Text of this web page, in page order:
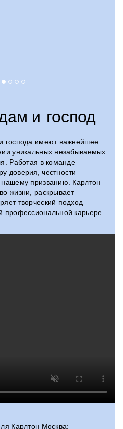
и господ
господа имеют важнейшее
уникальных незабываемых
Работая в команде
доверия, честности
призванию. Карлтон
жизни, раскрывает
творческий подход
профессиональной карьере.
Карлтон Москва: